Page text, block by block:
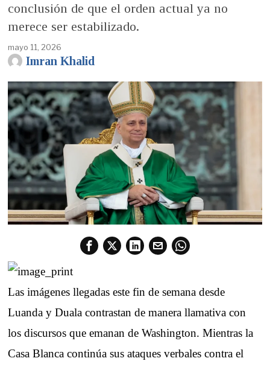
conclusión de que el orden actual ya no
merece ser estabilizado.
mayo 11, 2026
Imran Khalid
Las imágenes llegadas este fin de semana desde
Luanda y Duala contrastan de manera llamativa con
los discursos que emanan de Washington. Mientras la
Casa Blanca continúa sus ataques verbales contra el